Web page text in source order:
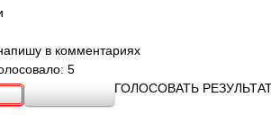
в комментариях
5
ГОЛОСОВАТЬ